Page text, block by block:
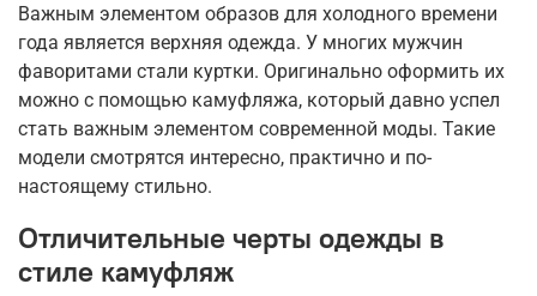
Важным элементом образов для холодного времени
года является верхняя одежда. У многих мужчин
фаворитами стали куртки. Оригинально оформить их
можно с помощью камуфляжа, который давно успел
стать важным элементом современной моды. Такие
модели смотрятся интересно, практично и по-
настоящему стильно.
Отличительные черты одежды в
стиле камуфляж